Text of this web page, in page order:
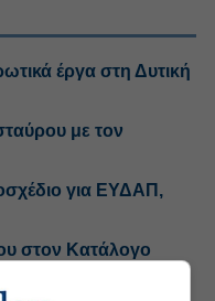
έργα στη Δυτική
με τον
για ΕΥΔΑΠ,
στον Κατάλογο